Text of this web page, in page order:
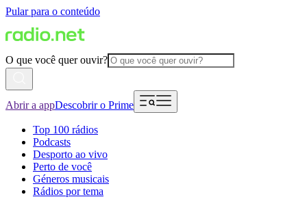
Pular para o conteúdo
O que você quer ouvir?
Abrir a appDescobrir o Prime
Top 100 rádios
Podcasts
Desporto ao vivo
Perto de você
Géneros musicais
Rádios por tema